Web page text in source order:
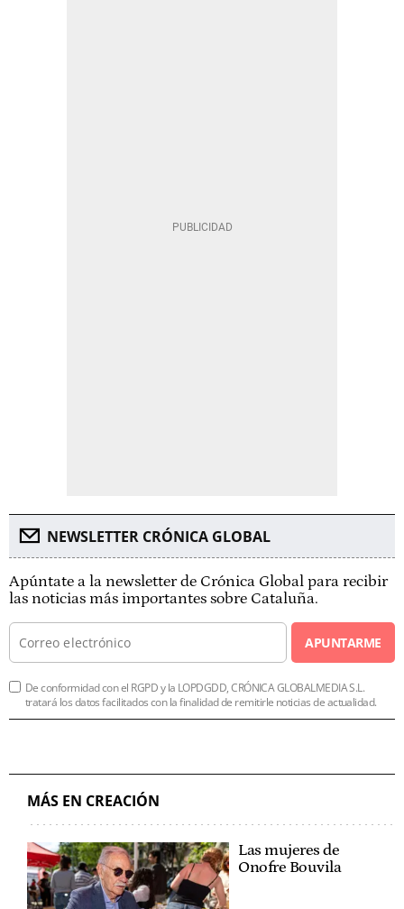
NEWSLETTER CRÓNICA GLOBAL
Apúntate a la newsletter de Crónica Global para recibir
las noticias más importantes sobre Cataluña.
APUNTARME
De conformidad con el RGPD y la LOPDGDD, CRÓNICA GLOBALMEDIA S.L.
tratará los datos facilitados con la finalidad de remitirle noticias de actualidad.
MÁS EN CREACIÓN
Las mujeres de
Onofre Bouvila